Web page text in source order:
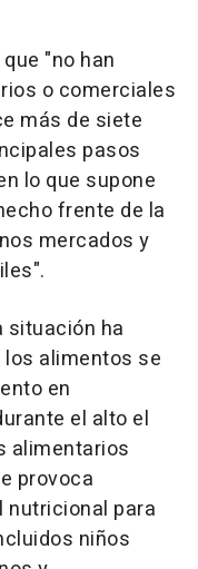
"no han
o comerciales
más de siete
pasos
lo que supone
frente de la
mercados y
situación ha
alimentos se
en
el alto el
alimentarios
provoca
nutricional para
niños